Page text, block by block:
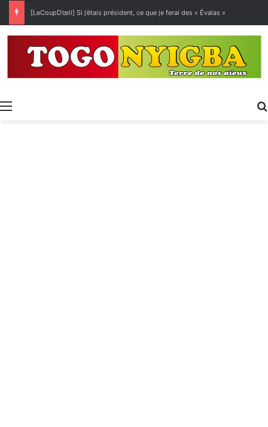
[LeCoupD’œil] Si j’étais président, ce que je ferai des « Évalas »
Menu